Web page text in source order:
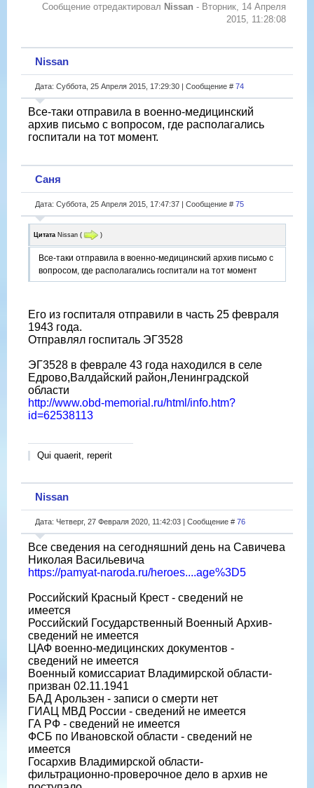
Сообщение отредактировал Nissan - Вторник, 14 Апреля
2015, 11:28:08
Nissan
Дата: Суббота, 25 Апреля 2015, 17:29:30 | Сообщение # 74
Все-таки отправила в военно-медицинский
архив письмо с вопросом, где располагались
госпитали на тот момент.
Саня
Дата: Суббота, 25 Апреля 2015, 17:47:37 | Сообщение # 75
Цитата Nissan ( )
Все-таки отправила в военно-медицинский архив письмо с
вопросом, где располагались госпитали на тот момент
Его из госпиталя отправили в часть 25 февраля
1943 года.
Отправлял госпиталь ЭГ3528
ЭГ3528 в феврале 43 года находился в селе
Едрово,Валдайский район,Ленинградской
области
http://www.obd-memorial.ru/html/info.htm?
id=62538113
Qui quaerit, reperit
Nissan
Дата: Четверг, 27 Февраля 2020, 11:42:03 | Сообщение # 76
Все сведения на сегодняшний день на Савичева
Николая Васильевича
https://pamyat-naroda.ru/heroes....age%3D5
Российский Красный Крест - сведений не
имеется
Российский Государственный Военный Архив-
сведений не имеется
ЦАФ военно-медицинских документов -
сведений не имеется
Военный комиссариат Владимирской области-
призван 02.11.1941
БАД Арользен - записи о смерти нет
ГИАЦ МВД России - сведений не имеется
ГА РФ - сведений не имеется
ФСБ по Ивановской области - сведений не
имеется
Госархив Владимирской области-
фильтрационно-проверочное дело в архив не